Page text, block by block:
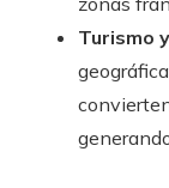
Turismo